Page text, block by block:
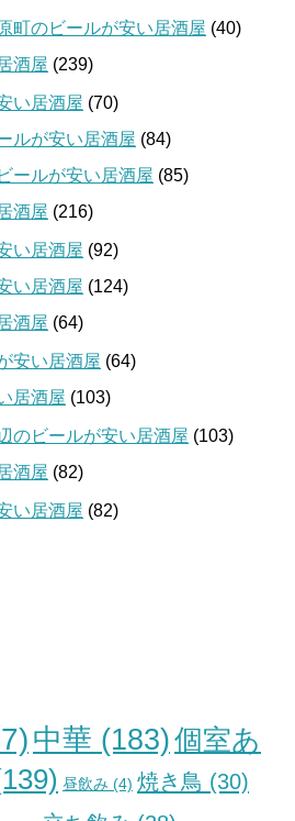
町のビールが安い居酒屋 (40)
酒屋 (239)
い居酒屋 (70)
ルが安い居酒屋 (84)
ールが安い居酒屋 (85)
酒屋 (216)
い居酒屋 (92)
い居酒屋 (124)
酒屋 (64)
安い居酒屋 (64)
居酒屋 (103)
のビールが安い居酒屋 (103)
酒屋 (82)
い居酒屋 (82)
中華 (183)個室あ
昼飲み (4) 焼き鳥 (30)